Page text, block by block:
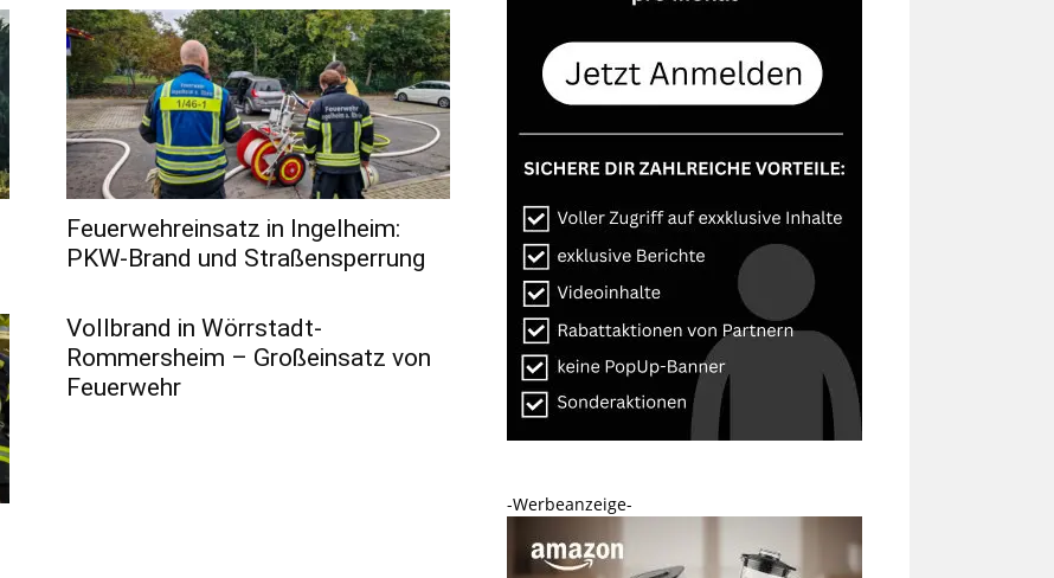
Feuerwehreinsatz in Ingelheim:
PKW-Brand und Straßensperrung
Vollbrand in Wörrstadt-
Rommersheim – Großeinsatz von
Feuerwehr
-Werbeanzeige-